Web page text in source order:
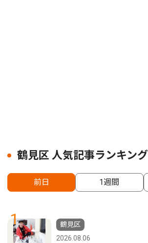
鶴見区 人気記事ランキング
前日 1週間
1
鶴見区
2026.08.06